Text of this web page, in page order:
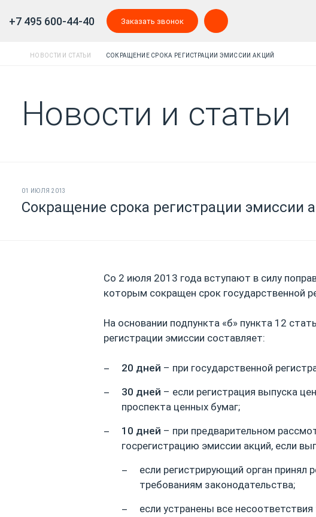
+7 495 600-44-40 Заказать звонок
НОВОСТИ И СТАТЬИ СОКРАЩЕНИЕ СРОКА РЕГИСТРАЦИИ ЭМИССИИ АКЦИЙ
Новости и статьи
01 ИЮЛЯ 2013
Сокращение срока регистрации эмиссии
Со 2 июля 2013 года вступают в силу
которым сокращен срок государственной
На основании подпункта «б» пункта 12
регистрации эмиссии составляет:
20 дней – при государственной
30 дней – если регистрация выпуска
проспекта ценных бумаг;
10 дней – при предварительном
госрегистрацию эмиссии акций, если
если регистрирующий орган принял
требованиям законодательства;
если устранены все